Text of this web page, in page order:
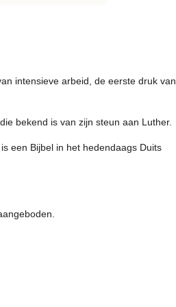
intensieve arbeid, de eerste druk van
bekend is van zijn steun aan Luther.
een Bijbel in het hedendaags Duits